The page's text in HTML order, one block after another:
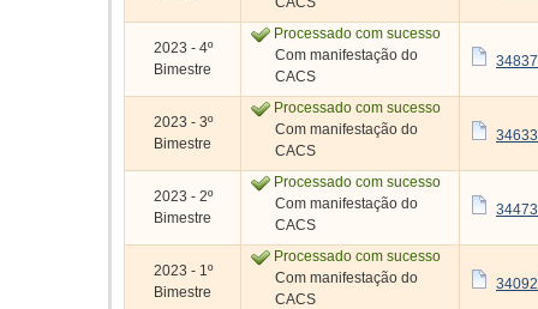
2023 - 4º
Bimestre
Processado com sucesso
Com manifestação do
CACS
2023 - 3º
Bimestre
Processado com sucesso
Com manifestação do
CACS
2023 - 2º
Bimestre
Processado com sucesso
Com manifestação do
CACS
2023 - 1º
Bimestre
Processado com sucesso
Com manifestação do
CACS